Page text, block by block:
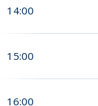
14:00
15:00
16:00